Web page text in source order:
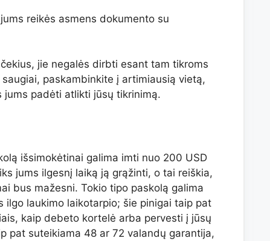
reikės asmens dokumento su
jie negalės dirbti esant tam tikroms
paskambinkite į artimiausią vietą,
padėti atlikti jūsų tikrinimą.
išsimokėtinai galima imti nuo 200 USD
jums ilgesnį laiką ją grąžinti, o tai reiškia,
bus mažesni. Tokio tipo paskolą galima
ilgo laukimo laikotarpio; šie pinigai taip pat
kaip debeto kortelė arba pervesti į jūsų
pat suteikiama 48 ar 72 valandų garantija,